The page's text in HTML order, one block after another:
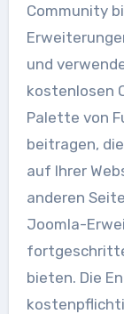
Community
und
kostenlosen
Palette von
beitragen,
auf Ihrer
anderen
Joomla-
bieten. Die